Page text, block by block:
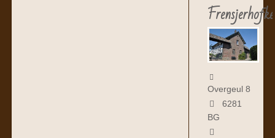
Frensjerhofke
Overgeul 8
6281
BG